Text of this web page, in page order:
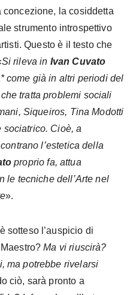
la cosiddetta
strumento introspettivo
Questo è il testo che
Si rileva in Ivan Cuvato
come già in altri periodi del
tratta problemi sociali
Siqueiros, Tina Modotti
sociatrico. Cioè, a
l’estetica della
proprio fa, attua
le tecniche dell’Arte nel
».
è sotteso l’auspicio di
Ma vi riuscirà?
ma potrebbe rivelarsi
ciò, sarà pronto a